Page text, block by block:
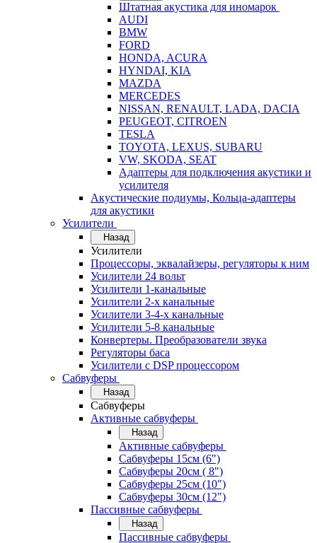
Штатная акустика для иномарок
AUDI
BMW
FORD
HONDA, ACURA
HYNDAI, KIA
MAZDA
MERCEDES
NISSAN, RENAULT, LADA, DACIA
PEUGEOT, CITROEN
TESLA
TOYOTA, LEXUS, SUBARU
VW, SKODA, SEAT
Адаптеры для подключения акустики и
усилителя
Акустические подиумы, Кольца-адаптеры
для акустики
Усилители
Назад
Усилители
Процессоры, эквалайзеры, регуляторы к ним
Усилители 24 вольт
Усилители 1-канальные
Усилители 2-х канальные
Усилители 3-4-х канальные
Усилители 5-8 канальные
Конвертеры. Преобразователи звука
Регуляторы баса
Усилители с DSP процессором
Сабвуферы
Назад
Сабвуферы
Активные сабвуферы
Назад
Активные сабвуферы
Сабвуферы 15см (6")
Сабвуферы 20см ( 8")
Сабвуферы 25см (10")
Сабвуферы 30см (12")
Пассивные сабвуферы
Назад
Пассивные сабвуферы